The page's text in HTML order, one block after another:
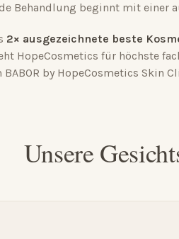
Behandlung beginnt mit einer
2× ausgezeichnete beste
HopeCosmetics für höchste
BABOR by HopeCosmetics Skin
Unsere